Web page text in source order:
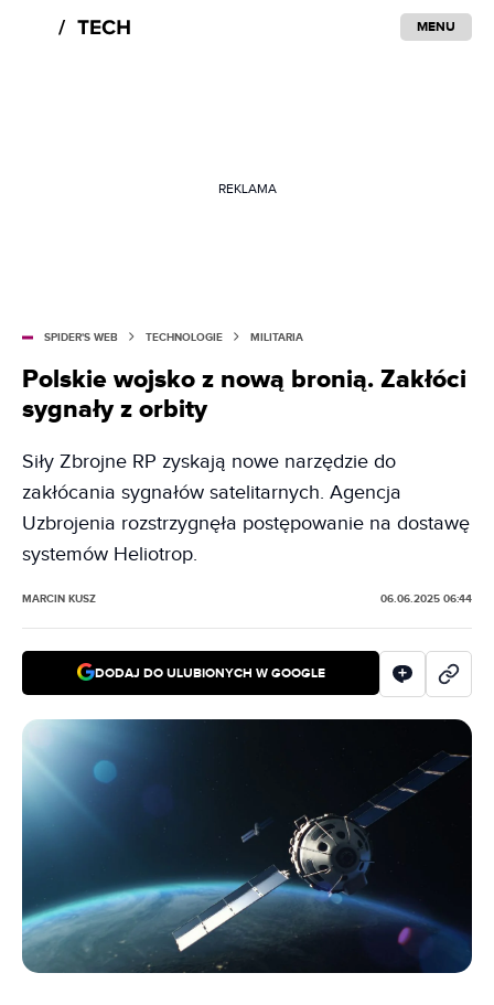
MENU
REKLAMA
SPIDER'S WEB TECHNOLOGIE MILITARIA
Polskie wojsko z nową bronią. Zakłóci
sygnały z orbity
Siły Zbrojne RP zyskają nowe narzędzie do
zakłócania sygnałów satelitarnych. Agencja
Uzbrojenia rozstrzygnęła postępowanie na dostawę
systemów Heliotrop.
MARCIN KUSZ 06.06.2025 06:44
DODAJ DO ULUBIONYCH W GOOGLE